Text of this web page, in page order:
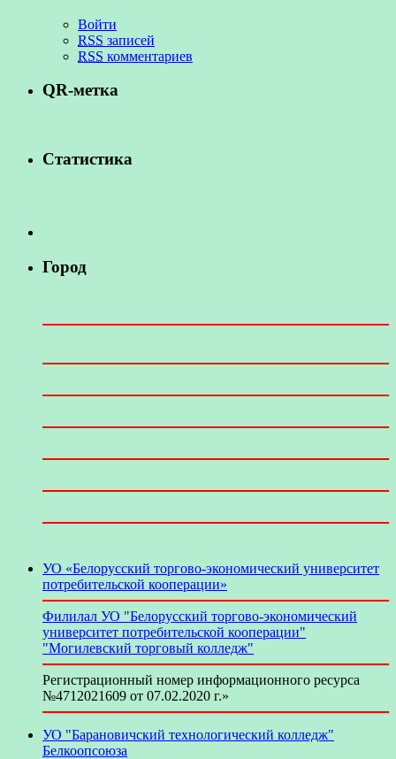
Войти
RSS записей
RSS комментариев
QR-метка
Статистика
Город
УО «Белорусский торгово-экономический университет
потребительской кооперации»
Филилал УО "Белорусский торгово-экономический
университет потребительской кооперации"
"Могилевский торговый колледж"
Регистрационный номер информационного ресурса
№4712021609 от 07.02.2020 г.»
УО "Барановичский технологический колледж"
Белкоопсоюза